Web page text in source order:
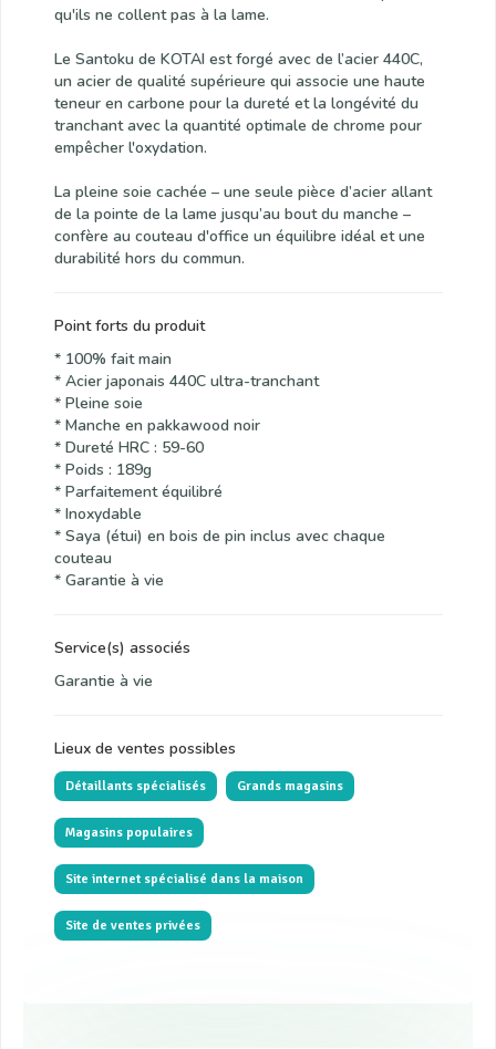
qu'ils ne collent pas à la lame.
Le Santoku de KOTAI est forgé avec de l’acier 440C,
un acier de qualité supérieure qui associe une haute
teneur en carbone pour la dureté et la longévité du
tranchant avec la quantité optimale de chrome pour
empêcher l'oxydation.
La pleine soie cachée – une seule pièce d’acier allant
de la pointe de la lame jusqu’au bout du manche –
confère au couteau d'office un équilibre idéal et une
durabilité hors du commun.
Point forts du produit
* 100% fait main
* Acier japonais 440C ultra-tranchant
* Pleine soie
* Manche en pakkawood noir
* Dureté HRC : 59-60
* Poids : 189g
* Parfaitement équilibré
* Inoxydable
* Saya (étui) en bois de pin inclus avec chaque
couteau
* Garantie à vie
Service(s) associés
Garantie à vie
Lieux de ventes possibles
Détaillants spécialisés Grands magasins
Magasins populaires
Site internet spécialisé dans la maison
Site de ventes privées